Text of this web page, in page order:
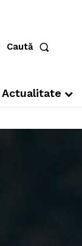
Caută
Actualitate